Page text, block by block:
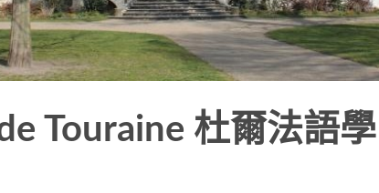
Touraine 杜爾法語